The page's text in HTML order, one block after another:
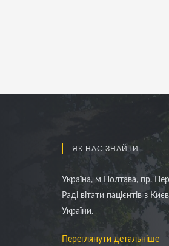
ЯК НАС ЗНАЙТИ
Україна, м Полтава, пр.
Раді вітати пацієнтів з
України.
Переглянути детальніше